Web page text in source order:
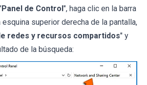
Panel de Control", haga clic en la barra
superior derecha de la pantalla,
redes y recursos compartidos" y
de la búsqueda: